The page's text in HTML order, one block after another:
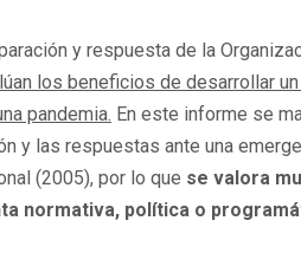
y respuesta de la
los beneficios de desarrollar un
pandemia. En este informe se
y las respuestas ante una
(2005), por lo que se valora
normativa, política o